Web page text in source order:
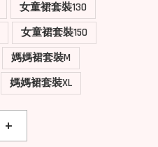
女童裙套裝130
女童裙套裝150
媽媽裙套裝M
媽媽裙套裝XL
+